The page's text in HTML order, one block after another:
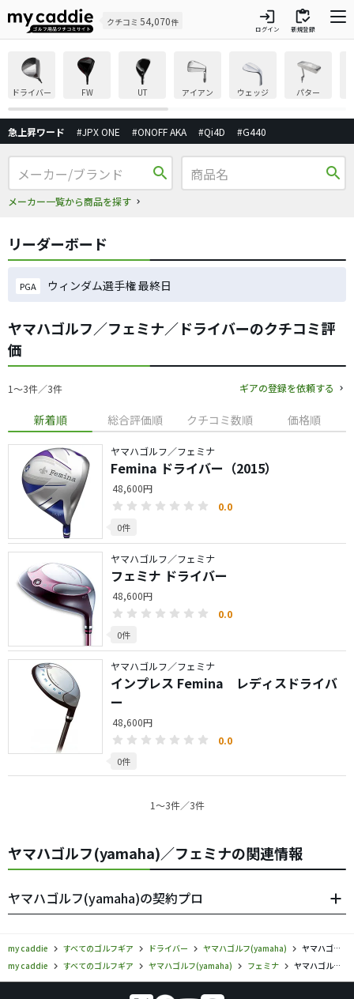
クチコミ 54,070件 login
ログイン
inventory
新規登録
ドライバー FW UT アイアン ウェッジ パター
急上昇ワード #JPX ONE #ONOFF AKA #Qi4D #G440
search
メーカー一覧から商品を探す
search
リーダーボード
PGA ウィンダム選手権 最終日
ヤマハゴルフ／フェミナ／ドライバーのクチコミ評
価
1〜3件／3件 ギアの登録を依頼する
新着順 総合評価順 クチコミ数順 価格順
ヤマハゴルフ／フェミナ
Femina ドライバー（2015）
48,600円
0.0
0件
ヤマハゴルフ／フェミナ
フェミナ ドライバー
48,600円
0.0
0件
ヤマハゴルフ／フェミナ
インプレス Femina レディスドライバ
ー
48,600円
0.0
0件
1〜3件／3件
ヤマハゴルフ(yamaha)／フェミナの関連情報
ヤマハゴルフ(yamaha)の契約プロ
my caddie すべてのゴルフギア ドライバー ヤマハゴルフ(yamaha)
ヤマハゴルフ／フェミナ／ドライバーの口コミ評価
my caddie
すべてのゴルフギア ヤマハゴルフ(yamaha) フェミナ ヤマハゴルフ／フェミナ／ドライバーの口コミ評価